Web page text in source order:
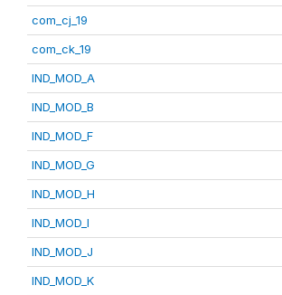
com_cj_19
com_ck_19
IND_MOD_A
IND_MOD_B
IND_MOD_F
IND_MOD_G
IND_MOD_H
IND_MOD_I
IND_MOD_J
IND_MOD_K